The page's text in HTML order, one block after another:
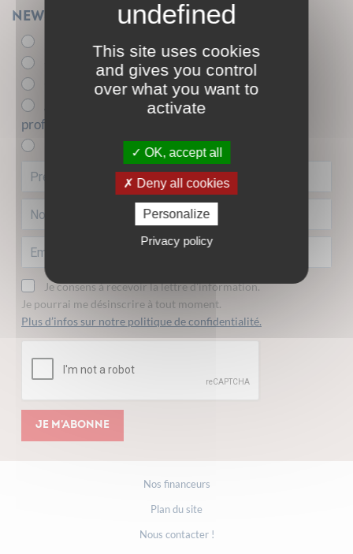
Newsletter
+ de 26 ans
Acteur.trice de l'insertion sociale et
professionnelle
Entreprise partenaire
Je consens à recevoir la lettre d'information.
Je pourrai me désinscrire à tout moment.
Plus d’infos sur notre politique de confidentialité.
Je m'abonne
Nos financeurs
Plan du site
Nous contacter !
This site uses cookies
and gives you control
over what you want to
activate
OK, accept all
Deny all cookies
Personalize
Privacy policy